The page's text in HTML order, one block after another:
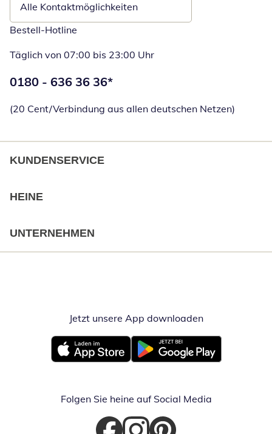
Alle Kontaktmöglichkeiten
Bestell-Hotline
Täglich von 07:00 bis 23:00 Uhr
Telefonnummer:
0180 - 636 36 36*
(20 Cent/Verbindung aus allen deutschen Netzen)
KUNDENSERVICE
HEINE
UNTERNEHMEN
Jetzt unsere App downloadenÖffnet in
Öffnet in neuem FensterÖffnet in neuem Fenster
Folgen Sie heine auf Social Media